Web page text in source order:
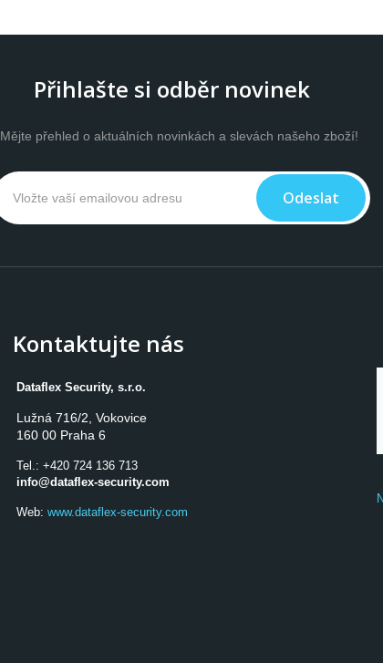
Přihlašte si odběr novinek
Mějte přehled o aktuálních novinkách a slevách našeho zboží!
Odeslat
Kontaktujte nás
Dataflex Security, s.r.o.
Lužná 716/2, Vokovice
160 00 Praha 6
Tel.:+420 724 136 713
info@dataflex-security.com
Web:www.dataflex-security.com